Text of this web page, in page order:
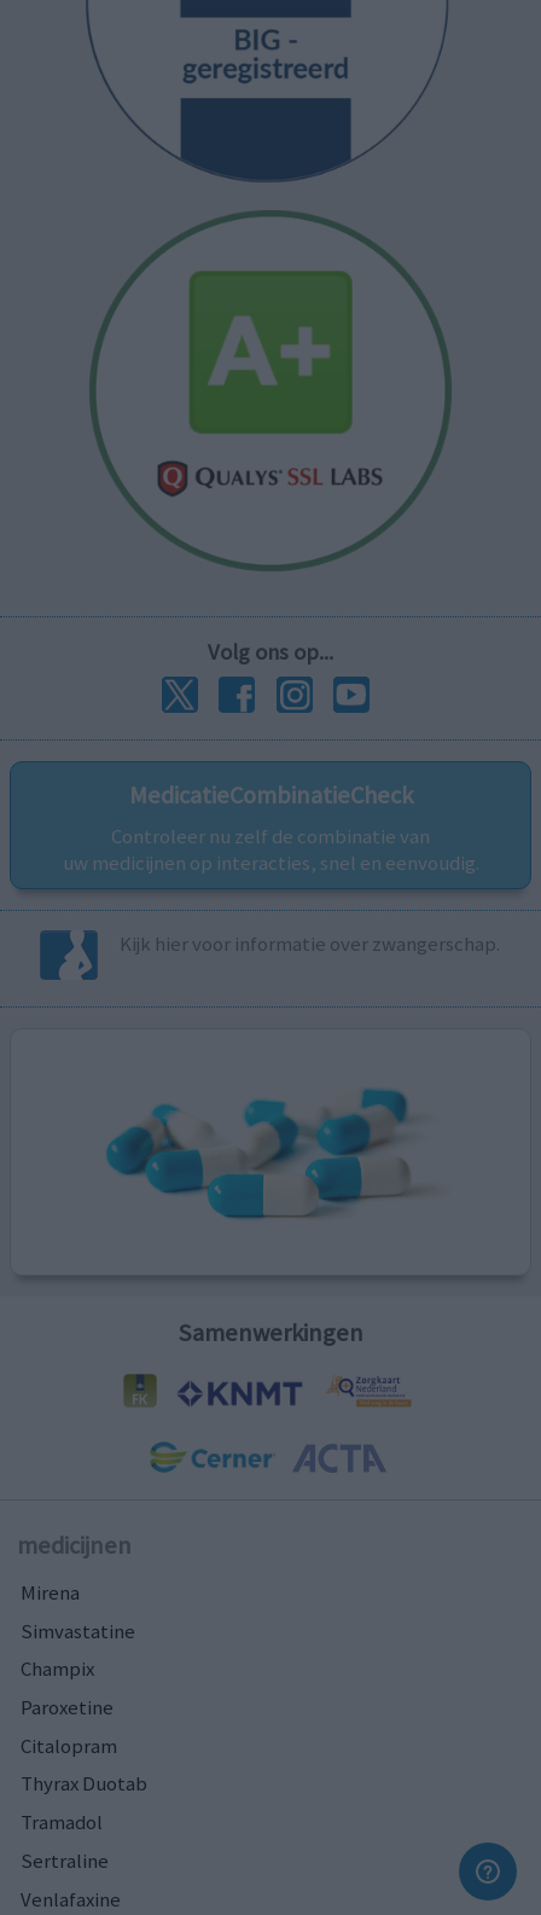
Volg ons op...
MedicatieCombinatieCheck
Controleer nu zelf de combinatie van
uw medicijnen op interacties, snel en eenvoudig.
Kijk hier voor informatie over zwangerschap.
Samenwerkingen
medicijnen
Mirena
Simvastatine
Champix
Paroxetine
Citalopram
Thyrax Duotab
Tramadol
Sertraline
Venlafaxine